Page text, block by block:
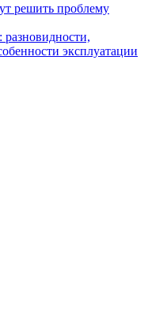
решить проблему
эксплуатации